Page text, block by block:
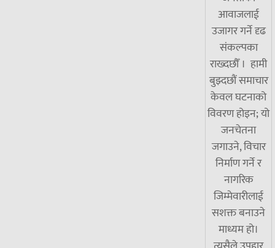
आवाजलाई
उजागर गर्ने दृढ
संकल्पका
राख्दछौँ । हामी
बुझ्दछौं समाचार
केवल घटनाको
विवरण होइन; यो
जनचेतना
जगाउने, विचार
निर्माण गर्ने र
नागरिक
जिम्मेवारीलाई
सशक्त बनाउने
माध्यम हो।